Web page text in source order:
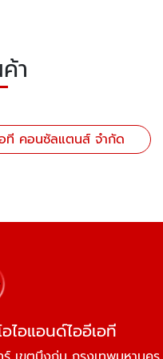
า
ที คอนซัลแตนส์ จำกัด
ไอแอนด์ไออีเอที